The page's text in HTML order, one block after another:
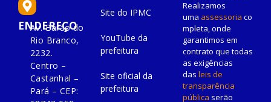
ENDEREÇO
Av. Barão do
Rio Branco,
2232.
Centro –
Castanhal –
Pará – CEP:
Site do IPMC
YouTube da
prefeitura
Site oficial da
prefeitura
Realizamos
uma assessoria co
mpleta, onde
garantimos em
contrato que todas
as exigências
das leis de
transparência
pública serão